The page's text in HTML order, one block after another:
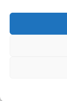
User page